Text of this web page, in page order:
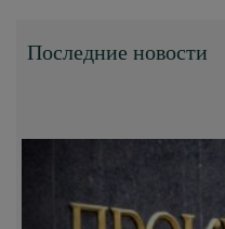
Последние новости